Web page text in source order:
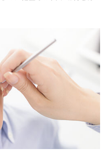
こちらから
66
18:00）
区帯山4丁目3-18